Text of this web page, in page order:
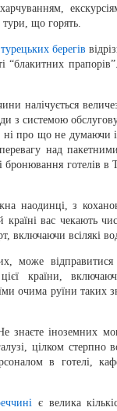
тури, що горять.
берегів
“блакитних
налічується
з системою
про що не думаючи і
над
і бронювання готелів в
наодинці, з
вас чекають
включаючи всілякі
може відправитися
країни,
очима руїни таких
знаєте іноземних
цілком стерпно
в готелі,
є велика